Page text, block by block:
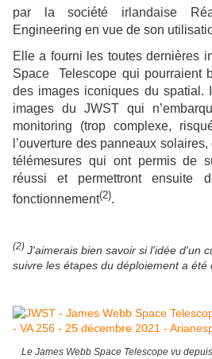
par la société irlandaise
Engineering en vue de son
Elle a fourni les toutes dernières
Space Telescope qui pourraient
des images iconiques du spatial.
images du JWST qui
monitoring (trop complexe,
l’ouverture des panneaux
télémesures qui ont permis de
réussi et permettront ensuite
fonctionnement(2).
(2) J'aimerais bien savoir si l'idée d'un
suivre les étapes du déploiement a été
Le James Webb Space Telescope vu